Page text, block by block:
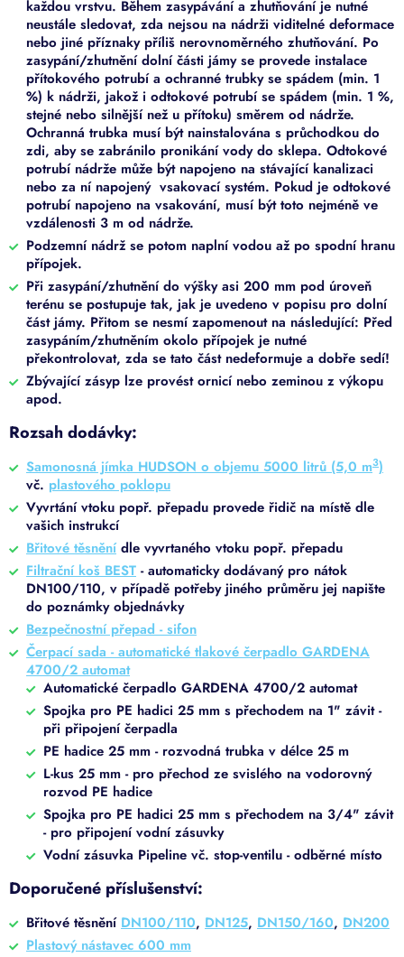
každou vrstvu. Během zasypávání a zhutňování je nutné
neustále sledovat, zda nejsou na nádrži viditelné deformace
nebo jiné příznaky příliš nerovnoměrného zhutňování. Po
zasypání/zhutnění dolní části jámy se provede instalace
přítokového potrubí a ochranné trubky se spádem (min. 1
%) k nádrži, jakož i odtokové potrubí se spádem (min. 1 %,
stejné nebo silnější než u přítoku) směrem od nádrže.
Ochranná trubka musí být nainstalována s průchodkou do
zdi, aby se zabránilo pronikání vody do sklepa. Odtokové
potrubí nádrže může být napojeno na stávající kanalizaci
nebo za ní napojený vsakovací systém. Pokud je odtokové
potrubí napojeno na vsakování, musí být toto nejméně ve
vzdálenosti 3 m od nádrže.
Podzemní nádrž se potom naplní vodou až po spodní hranu
přípojek.
Při zasypání/zhutnění do výšky asi 200 mm pod úroveň
terénu se postupuje tak, jak je uvedeno v popisu pro dolní
část jámy. Přitom se nesmí zapomenout na následující: Před
zasypáním/zhutněním okolo přípojek je nutné
překontrolovat, zda se tato část nedeformuje a dobře sedí!
Zbývající zásyp lze provést ornicí nebo zeminou z výkopu
apod.
Rozsah dodávky:
Samonosná jímka HUDSON o objemu 5000 litrů (5,0 m3)
vč. plastového poklopu
Vyvrtání vtoku popř. přepadu provede řidič na místě dle
vašich instrukcí
Břitové těsněnídle vyvrtaného vtoku popř. přepadu
Filtrační koš BEST - automaticky dodávaný pro nátok
DN100/110, v případě potřeby jiného průměru jej napište
do poznámky objednávky
Bezpečnostní přepad - sifon
Čerpací sada - automatické tlakové čerpadlo GARDENA
4700/2 automat
Automatické čerpadlo GARDENA 4700/2 automat
Spojka pro PE hadici 25 mm s přechodem na 1" závit -
při připojení čerpadla
PE hadice 25 mm - rozvodná trubka v délce 25 m
L-kus 25 mm - pro přechod ze svislého na vodorovný
rozvod PE hadice
Spojka pro PE hadici 25 mm s přechodem na 3/4" závit
- pro připojení vodní zásuvky
Vodní zásuvka Pipeline vč. stop-ventilu - odběrné místo
Doporučené příslušenství:
Břitové těsnění DN100/110, DN125, DN150/160, DN200
Plastový nástavec 600 mm